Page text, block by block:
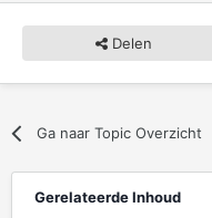
Delen
Ga naar Topic Overzicht
Gerelateerde Inhoud